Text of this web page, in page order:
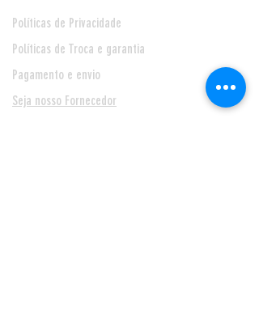
Políticas de Privacidade
Políticas de Troca e garantia
Pagamento e envio
Seja nosso Fornecedor